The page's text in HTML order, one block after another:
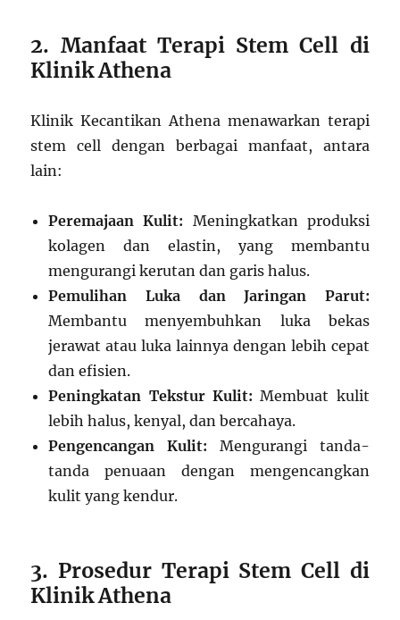
2. Manfaat Terapi Stem Cell di
Klinik Athena
Klinik Kecantikan Athena menawarkan terapi
stem cell dengan berbagai manfaat, antara
lain:
Peremajaan Kulit: Meningkatkan produksi
kolagen dan elastin, yang membantu
mengurangi kerutan dan garis halus.
Pemulihan Luka dan Jaringan Parut:
Membantu menyembuhkan luka bekas
jerawat atau luka lainnya dengan lebih cepat
dan efisien.
Peningkatan Tekstur Kulit: Membuat kulit
lebih halus, kenyal, dan bercahaya.
Pengencangan Kulit: Mengurangi tanda-
tanda penuaan dengan mengencangkan
kulit yang kendur.
3. Prosedur Terapi Stem Cell di
Klinik Athena